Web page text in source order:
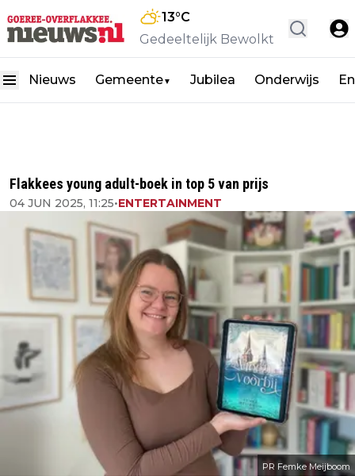
13°C
Gedeeltelijk Bewolkt
Nieuws Gemeente▼ Jubilea Onderwijs
Flakkees young adult-boek in top 5 van prijs
04 JUN 2025, 11:25•ENTERTAINMENT
PR Femke Meijboom